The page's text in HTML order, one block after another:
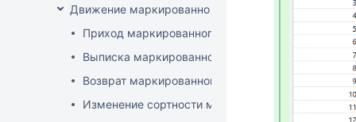
Движение маркированного товара
Приход маркированного товара
Выписка маркированного товара
Возврат маркированного товара
Изменение сортности маркированного товара